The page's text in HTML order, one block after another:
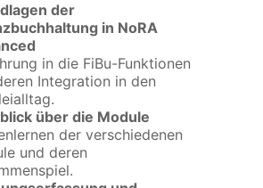
der
in NoRA
in die FiBu-Funktionen
Integration in den
über die Module
der verschiedenen
und deren